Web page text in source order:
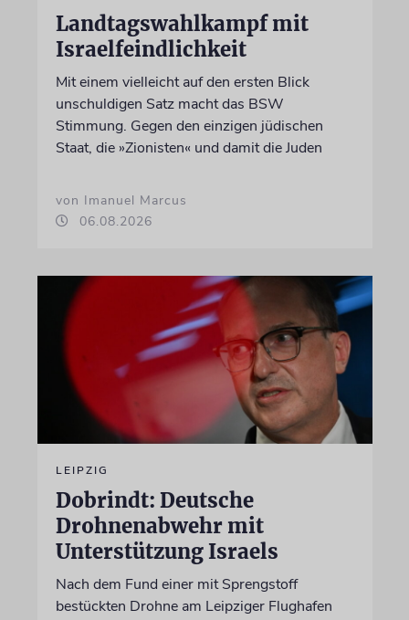
Landtagswahlkampf mit
Israelfeindlichkeit
Mit einem vielleicht auf den ersten Blick
unschuldigen Satz macht das BSW
Stimmung. Gegen den einzigen jüdischen
Staat, die »Zionisten« und damit die Juden
von Imanuel Marcus
06.08.2026
LEIPZIG
Dobrindt: Deutsche
Drohnenabwehr mit
Unterstützung Israels
Nach dem Fund einer mit Sprengstoff
bestückten Drohne am Leipziger Flughafen